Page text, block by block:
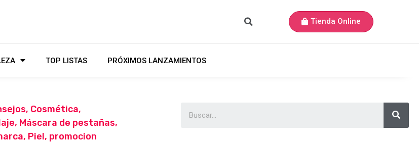
Tienda Online
TOP LISTAS PRÓXIMOS LANZAMIENTOS
, Cosmética,
, Máscara de pestañas,
, Piel, promocion